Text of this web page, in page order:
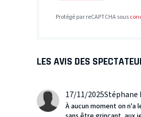
Protégé par reCAPTCHA sous
LES AVIS DES
17/11/2025Stéphane
À aucun moment on n'a